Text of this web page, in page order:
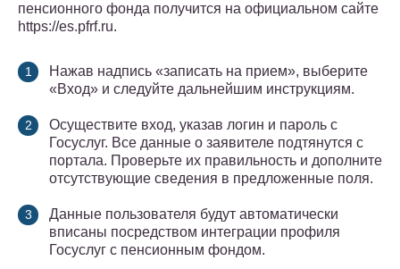
пенсионного фонда получится на официальном сайте
https://es.pfrf.ru.
Нажав надпись «записать на прием», выберите
«Вход» и следуйте дальнейшим инструкциям.
Осуществите вход, указав логин и пароль с
Госуслуг. Все данные о заявителе подтянутся с
портала. Проверьте их правильность и дополните
отсутствующие сведения в предложенные поля.
Данные пользователя будут автоматически
вписаны посредством интеграции профиля
Госуслуг с пенсионным фондом.